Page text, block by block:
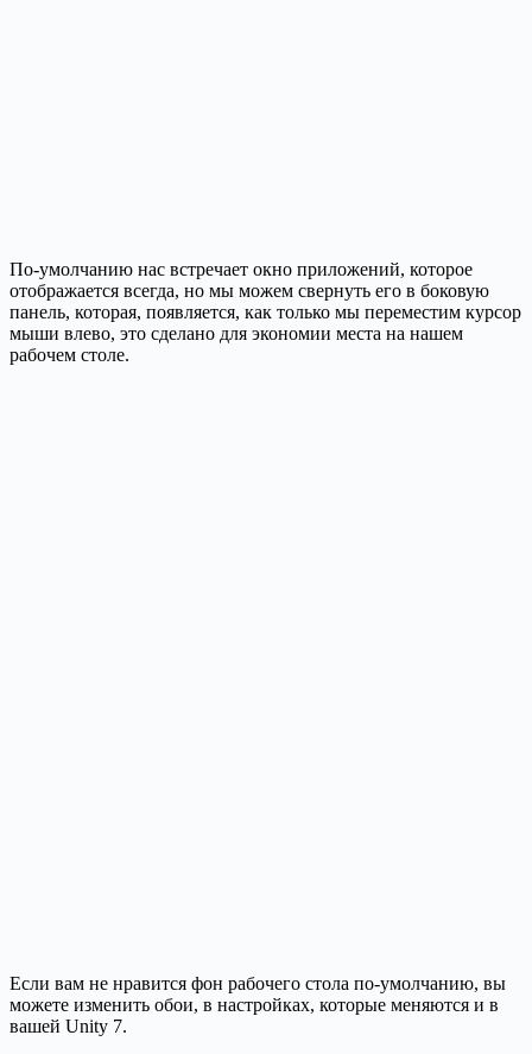
По-умолчанию нас встречает окно приложений, которое
отображается всегда, но мы можем свернуть его в боковую
панель, которая, появляется, как только мы переместим курсор
мыши влево, это сделано для экономии места на нашем
рабочем столе.
Если вам не нравится фон рабочего стола по-умолчанию, вы
можете изменить обои, в настройках, которые меняются и в
вашей Unity 7.